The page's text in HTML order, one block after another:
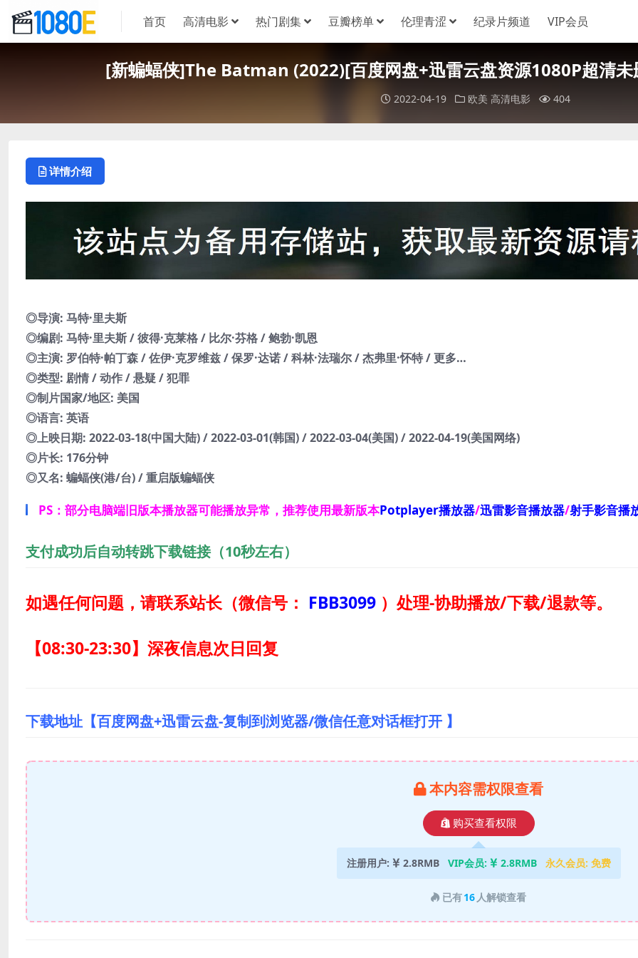
首页 高清电影 热门剧集 豆瓣榜单 伦理青涩 纪录片频道 VIP会员
[新蝙蝠侠]The Batman (2022)[百度网盘+迅雷云盘资源1080P超清
2022-04-19 欧美 高清电影 404
详情介绍
◎导演: 马特·里夫斯
◎编剧: 马特·里夫斯 / 彼得·克莱格 / 比尔·芬格 / 鲍勃·凯恩
◎主演: 罗伯特·帕丁森 / 佐伊·克罗维兹 / 保罗·达诺 / 科林·法瑞尔 / 杰弗里·怀特 / 更多…
◎类型: 剧情 / 动作 / 悬疑 / 犯罪
◎制片国家/地区: 美国
◎语言: 英语
◎上映日期: 2022-03-18(中国大陆) / 2022-03-01(韩国) / 2022-03-04(美国) / 2022-04-19(美国网络)
◎片长: 176分钟
◎又名: 蝙蝠侠(港/台) / 重启版蝙蝠侠
PS：部分电脑端旧版本播放器可能播放异常，推荐使用最新版本Potplayer播放器/迅雷影音播放器/射手影音播
支付成功后自动转跳下载链接（10秒左右）
如遇任何问题，请联系站长（微信号： FBB3099 ） 处理-协助播放/下载/退款等。
【08:30-23:30】深夜信息次日回复
下载地址【百度网盘+迅雷云盘-复制到浏览器/微信任意对话框打开 】
本内容需权限查看
购买查看权限
注册用户: 2.8RMB VIP会员: 2.8RMB 永久会员: 免费
已有16 人解锁查看